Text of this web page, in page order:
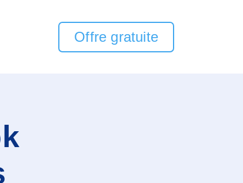
Offre gratuite